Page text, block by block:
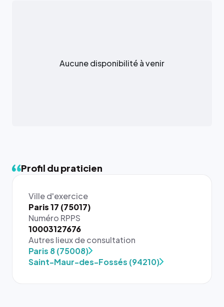
Aucune disponibilité à venir
Profil du praticien
Ville d'exercice
Paris 17 (75017)
Numéro RPPS
10003127676
Autres lieux de consultation
Paris 8 (75008)
Saint-Maur-des-Fossés (94210)
{# 40×40
: la taille
rendue par
`.profile-